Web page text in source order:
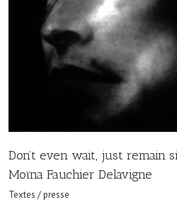
Don’t even wait, just remain
Moïna Fauchier Delavigne
Textes / presse